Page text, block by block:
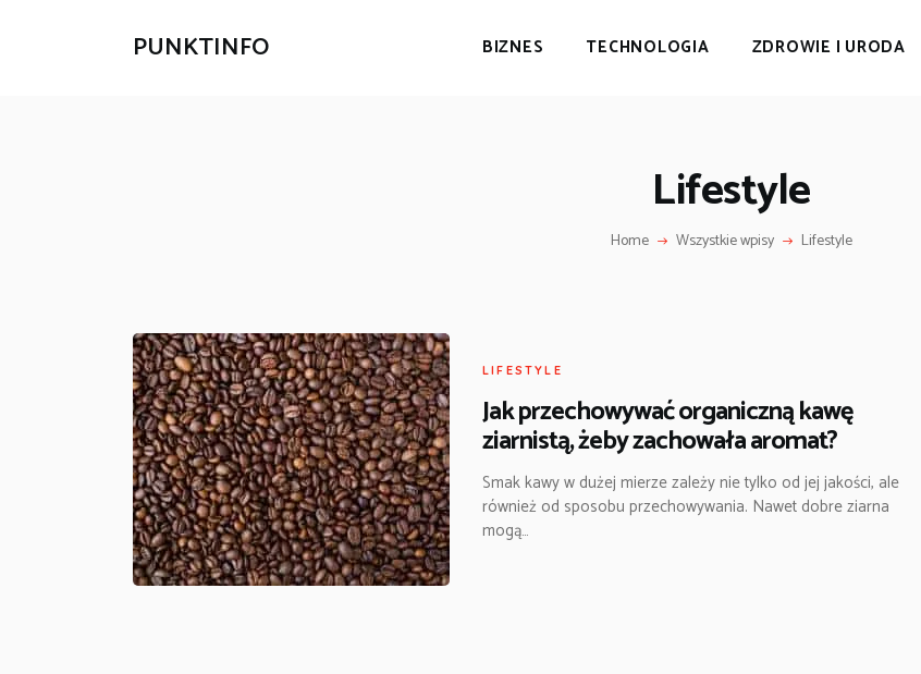
PUNKTINFO BIZNES TECHNOLOGIA ZDROWIE I URODA
Lifestyle
Home Wszystkie wpisy Lifestyle
LIFESTYLE
Jak przechowywać organiczną kawę
ziarnistą, żeby zachowała aromat?
Smak kawy w dużej mierze zależy nie tylko od jej jakości, ale
również od sposobu przechowywania. Nawet dobre ziarna
mogą…